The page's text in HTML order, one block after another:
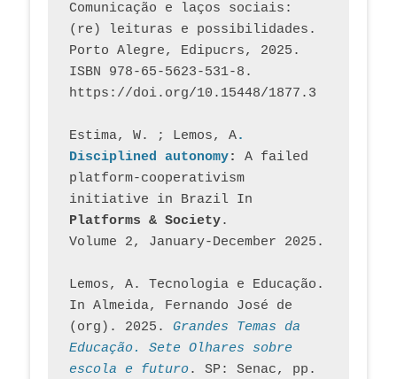
Comunicação e laços sociais:
(re) leituras e possibilidades.
Porto Alegre, Edipucrs, 2025.
ISBN 978-65-5623-531-8.
https://doi.org/10.15448/1877.3
Estima, W. ; Lemos, A.
Disciplined autonomy: A failed
platform-cooperativism
initiative in Brazil In
Platforms & Society.
Volume 2, January-December 2025.
Lemos, A. Tecnologia e Educação.
In Almeida, Fernando José de
(org). 2025. Grandes Temas da
Educação. Sete Olhares sobre
escola e futuro. SP: Senac, pp.